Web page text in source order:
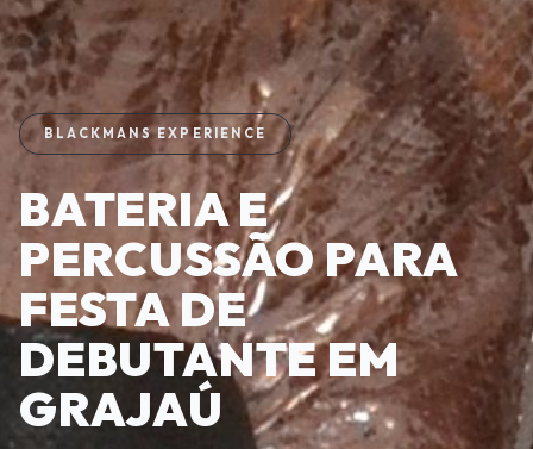
BLACKMANS EXPERIENCE
BATERIA E
PERCUSSÃO PARA
FESTA DE
DEBUTANTE EM
GRAJAÚ